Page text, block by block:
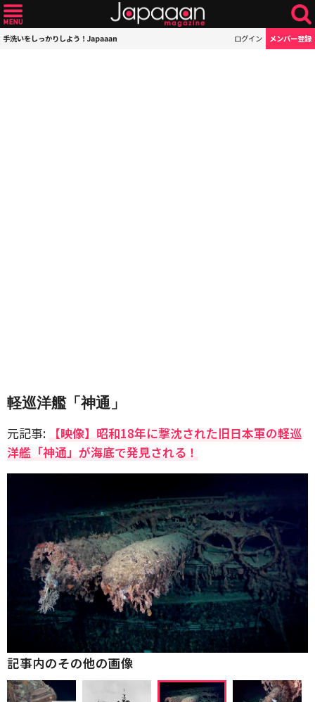
手洗いをしっかりしよう！Japaaan ログイン メンバー登録
軽巡洋艦「神通」
元記事: 【映像】昭和18年に撃沈された旧日本軍の軽巡
洋艦「神通」が海底で発見される！
記事内のその他の画像